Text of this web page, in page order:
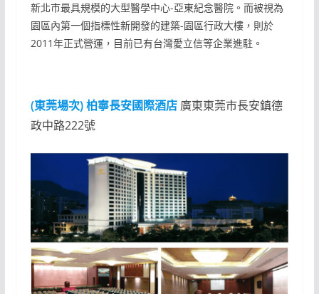
新北市最具規模的大型醫學中心-亞東紀念醫院。而被視為
園區內第一個指標性新開發的建築-園區行政大樓，則於
2011年正式營運，目前已有台灣愛立信等企業進駐。
(東莞場次) 柏寧長安國際酒店廣東東莞市長安鎮德
政中路222號